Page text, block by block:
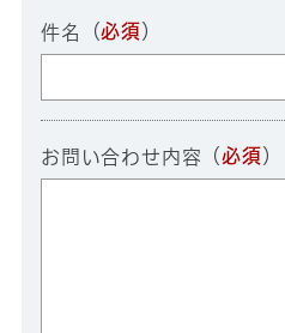
件名 （必須 ）
お問い合わせ内容 （必須 ）